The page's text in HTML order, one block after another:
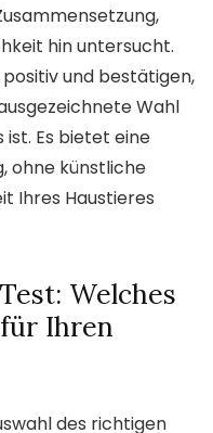
hin untersucht.
und bestätigen,
Wahl
ist. Es bietet eine
ohne künstliche
Ihres Haustieres
Welches
Ihren
des richtigen